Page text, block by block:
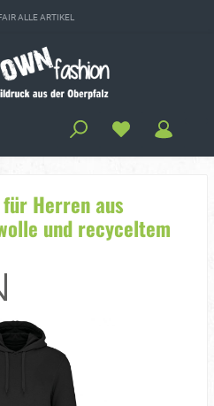
ALLE ARTIKEL
Herren aus
und recyceltem